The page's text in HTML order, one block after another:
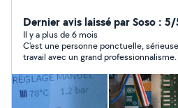
GRANULÉS POMPE A CHALEUR CONTRAT ENTRETIEN
CHAUDIERE DEPANNAGE CHAUDIERE GAZ ET
DEPANNAGE SANITAIRE 24H/
Dernier avis laissé par Soso :
Il y a plus de 6 mois
C'est une personne ponctuelle,
travail avec un grand
efficacité et rigueur. Je suis
services et je le recommande
recherchant un travail de qualité.